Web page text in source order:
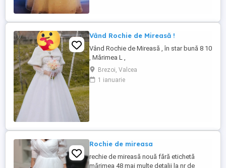
Vând Rochie de Mireasă !
Vând Rochie de Mireasă , în star bună 8 10
, Mărimea L ,
Brezoi, Valcea
1 ianuarie
Rochie de mireasa
rechie de mireasă nouă fără etichetă
mărimea 48 mai multe detalii la nr de